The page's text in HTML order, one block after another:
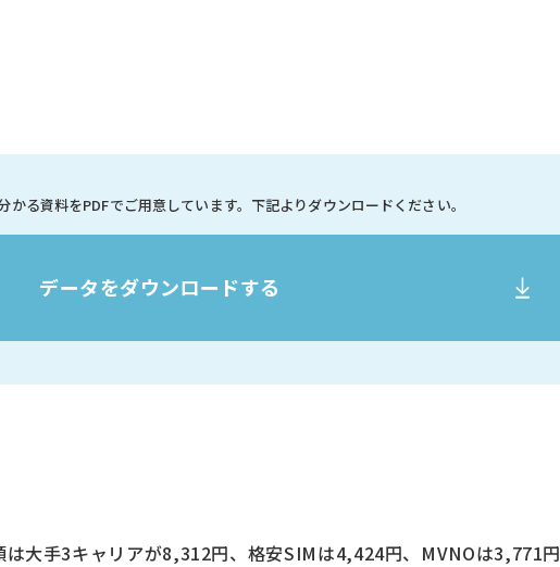
かる資料をPDFでご用意しています。 下記よりダウンロードください。
データをダウンロードする
大手3キャリアが8,312円、格安SIMは4,424円、MVNOは3,771円